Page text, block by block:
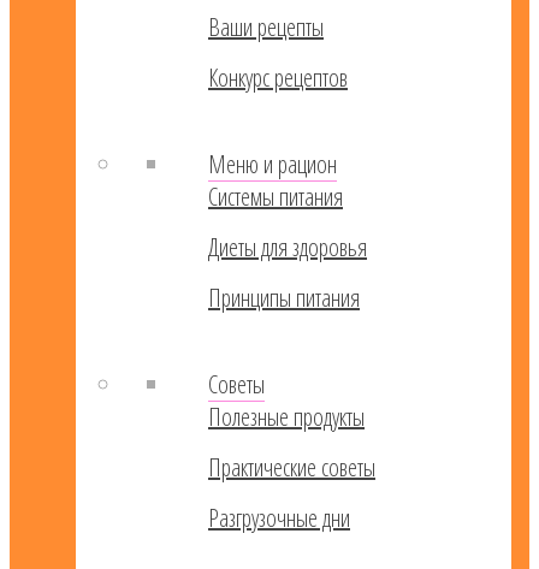
Ваши рецепты
Конкурс рецептов
Меню и рацион
Системы питания
Диеты для здоровья
Принципы питания
Советы
Полезные продукты
Практические советы
Разгрузочные дни